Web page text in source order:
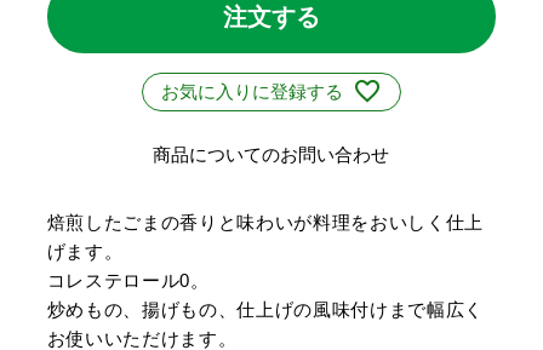
注文する
お気に入りに登録する
商品についてのお問い合わせ
焙煎したごまの香りと味わいが料理をおいしく仕上
げます。
コレステロール0。
炒めもの、揚げもの、仕上げの風味付けまで幅広く
お使いいただけます。